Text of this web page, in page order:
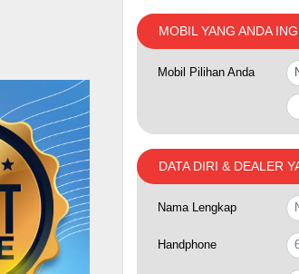
MOBIL YANG ANDA
Mobil Pilihan Anda
DATA DIRI & DEALER
Nama Lengkap
Handphone